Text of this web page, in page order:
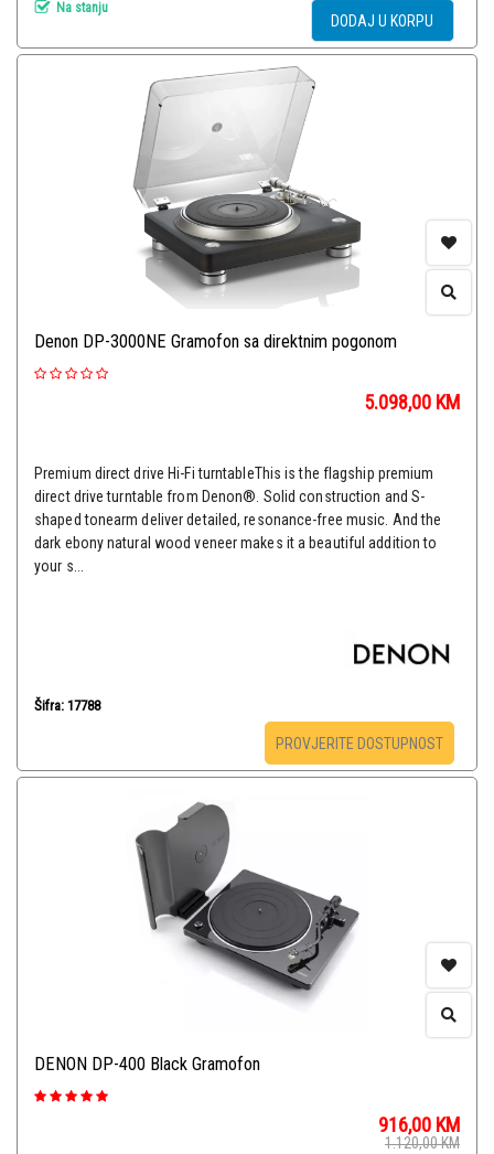
Na stanju
DODAJ U KORPU
Denon DP-3000NE Gramofon sa direktnim pogonom
5.098,00 KM
Premium direct drive Hi-Fi turntableThis is the flagship premium
direct drive turntable from Denon®. Solid construction and S-
shaped tonearm deliver detailed, resonance-free music. And the
dark ebony natural wood veneer makes it a beautiful addition to
your s...
Šifra: 17788
PROVJERITE DOSTUPNOST
DENON DP-400 Black Gramofon
916,00 KM
1.120,00KM